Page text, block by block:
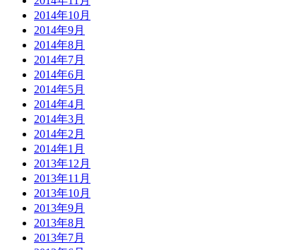
2014年10月
2014年9月
2014年8月
2014年7月
2014年6月
2014年5月
2014年4月
2014年3月
2014年2月
2014年1月
2013年12月
2013年11月
2013年10月
2013年9月
2013年8月
2013年7月